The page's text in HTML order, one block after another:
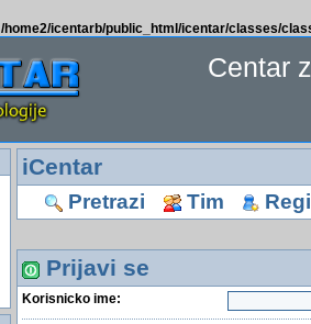
/home2/icentarb/public_html/icentar/classes/
Centar
iCentar
Pretrazi Tim
Prijavi se
Korisnicko ime: